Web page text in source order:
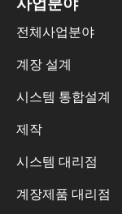
전체사업분야
계장 설계
시스템 통합설계
제작
시스템 대리점
계장제품 대리점